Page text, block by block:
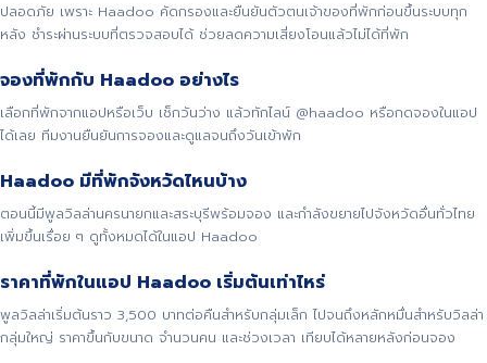
ปลอดภัย เพราะ Haadoo คัดกรองและยืนยันตัวตนเจ้าของที่พักก่อนขึ้นระบบทุก
หลัง ชำระผ่านระบบที่ตรวจสอบได้ ช่วยลดความเสี่ยงโอนแล้วไม่ได้ที่พัก
จองที่พักกับ Haadoo อย่างไร
เลือกที่พักจากแอปหรือเว็บ เช็กวันว่าง แล้วทักไลน์ @haadoo หรือกดจองในแอป
ได้เลย ทีมงานยืนยันการจองและดูแลจนถึงวันเข้าพัก
Haadoo มีที่พักจังหวัดไหนบ้าง
ตอนนี้มีพูลวิลล่านครนายกและสระบุรีพร้อมจอง และกำลังขยายไปจังหวัดอื่นทั่วไทย
เพิ่มขึ้นเรื่อย ๆ ดูทั้งหมดได้ในแอป Haadoo
ราคาที่พักในแอป Haadoo เริ่มต้นเท่าไหร่
พูลวิลล่าเริ่มต้นราว 3,500 บาทต่อคืนสำหรับกลุ่มเล็ก ไปจนถึงหลักหมื่นสำหรับวิลล่า
กลุ่มใหญ่ ราคาขึ้นกับขนาด จำนวนคน และช่วงเวลา เทียบได้หลายหลังก่อนจอง